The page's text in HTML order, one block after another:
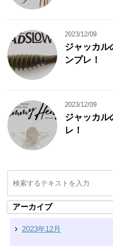
2023/12/09
ジャッカル
ンプレ！
2023/12/09
ジャッカル
レ！
アーカイブ
2023年12月